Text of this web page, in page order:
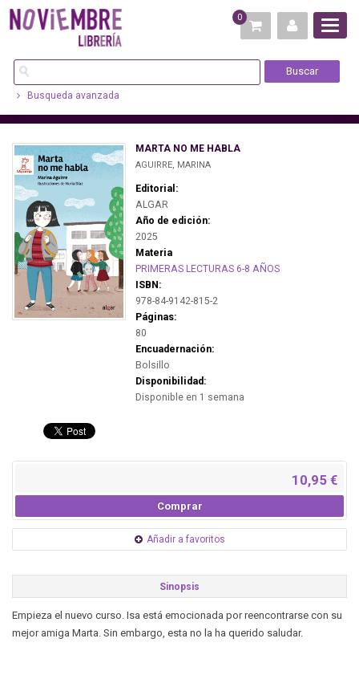
0
Busqueda avanzada
MARTA NO ME HABLA
AGUIRRE, MARINA
Editorial:
ALGAR
Año de edición:
2025
Materia
PRIMERAS LECTURAS 6-8 AÑOS
ISBN:
978-84-9142-815-2
Páginas:
80
Encuadernación:
Bolsillo
Disponibilidad:
Disponible en 1 semana
10,95 €
Comprar
Añadir a favoritos
Sinopsis
Empieza el nuevo curso. Isa está emocionada por reencontrarse con su
mejor amiga Marta. Sin embargo, esta no la ha querido saludar.